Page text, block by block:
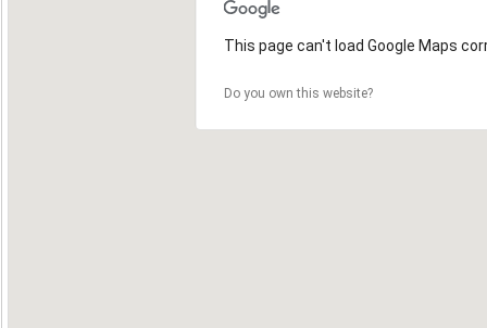
This page can't load Google Maps
Do you own this website?